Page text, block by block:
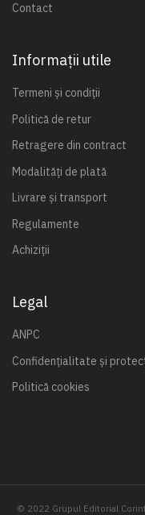
Contact
Informații utile
Termeni și condiții
Politică de retur
Retragere din contract
Modalități de plată
Livrare și transport
Regulamente
Achiziții
Legal
ANPC
Confidențialitate și
Politică cookies
© 2022 Grupul Editorial